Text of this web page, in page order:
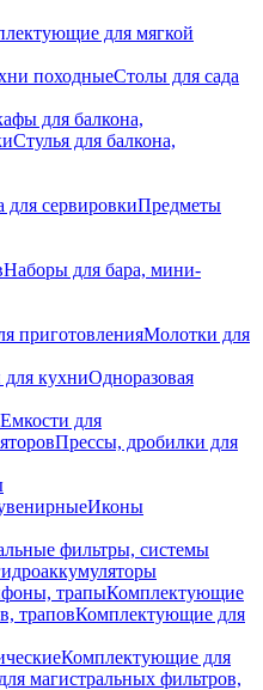
для мягкой
походныеСтолы для сада
для балкона,
Стулья для балкона,
для сервировкиПредметы
Наборы для бара, мини-
приготовленияМолотки для
кухниОдноразовая
Емкости для
Прессы, дробилки для
Иконы
фильтры, системы
трапыКомплектующие
траповКомплектующие для
Комплектующие для
магистральных фильтров,